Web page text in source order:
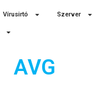
Vírusirtó Szerver
AVG